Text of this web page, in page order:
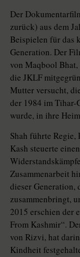
Der
zurück) aus dem
Beispielen für das
Generation. Der
von Maqbool Bhat,
die JKLF
Mutter versucht,
der 1984 im Tihar-
wurde, in ihre
Shah führte
Kash steuerte
Zusammenarbeit
dieser Generation,
zusammenbringt,
2015 erschien der
From Kashmir“.
von Rizvi, hat
Kindheit